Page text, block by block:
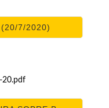
7/2020)
20.pdf